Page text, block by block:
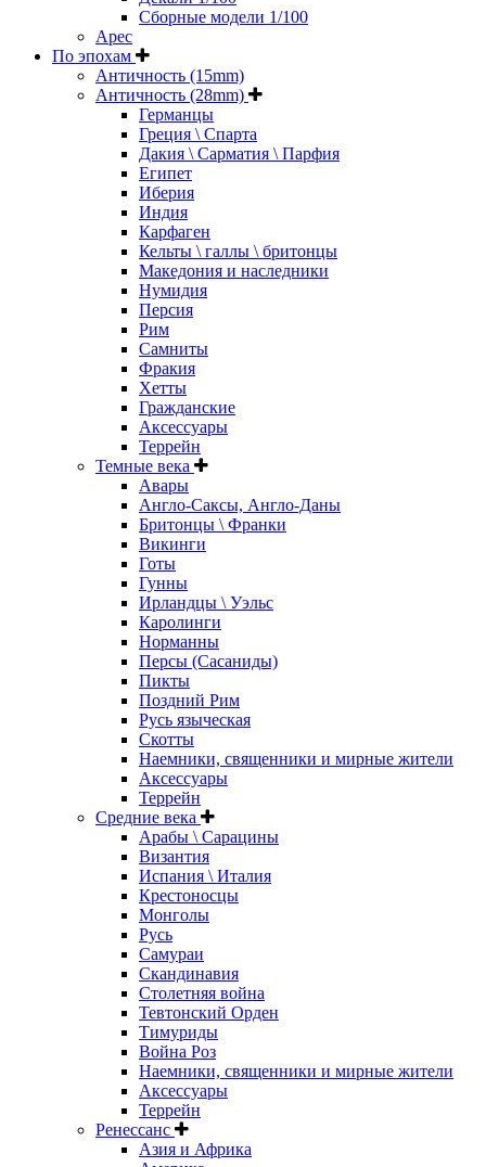
Сборные модели 1/100
Арес
По эпохам
Античность (15mm)
Античность (28mm)
Германцы
Греция \ Спарта
Дакия \ Сарматия \ Парфия
Египет
Иберия
Индия
Карфаген
Кельты \ галлы \ бритонцы
Македония и наследники
Нумидия
Персия
Рим
Самниты
Фракия
Хетты
Гражданские
Аксессуары
Террейн
Темные века
Авары
Англо-Саксы, Англо-Даны
Бритонцы \ Франки
Викинги
Готы
Гунны
Ирландцы \ Уэльс
Каролинги
Норманны
Персы (Сасаниды)
Пикты
Поздний Рим
Русь языческая
Скотты
Наемники, священники и мирные жители
Аксессуары
Террейн
Средние века
Арабы \ Сарацины
Византия
Испания \ Италия
Крестоносцы
Монголы
Русь
Самураи
Скандинавия
Столетняя война
Тевтонский Орден
Тимуриды
Война Роз
Наемники, священники и мирные жители
Аксессуары
Террейн
Ренессанс
Азия и Африка